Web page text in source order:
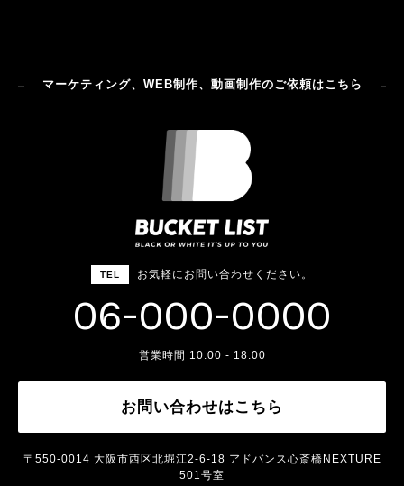
マーケティング、WEB制作、動画制作のご依頼はこちら
TEL お気軽にお問い合わせください。
06-000-0000
営業時間 10:00 - 18:00
お問い合わせはこちら
〒550-0014 ⼤阪市⻄区北堀江2-6-18 アドバンス⼼斎橋NEXTURE
501号室